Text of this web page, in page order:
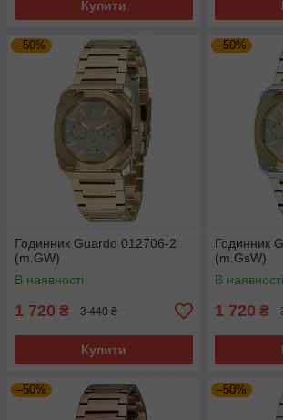
Купити
–50%
Годинник Guardo 012706-2
(m.GW)
В наявності
1 720 ₴ 3 440 ₴
Купити
–50%
Годинник
(m.GsW)
В наявності
1 720 ₴
–50% –50%